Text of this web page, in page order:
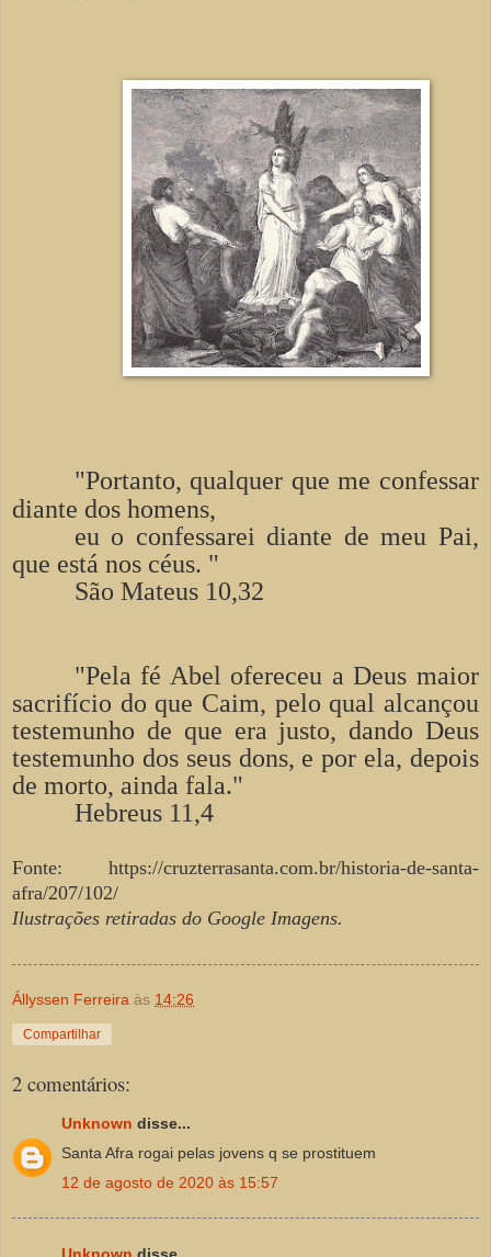
"Portanto, qualquer que me confessar
diante dos homens,
eu o confessarei diante de meu Pai,
que está nos céus. "
São Mateus 10,32
"Pela fé Abel ofereceu a Deus maior
sacrifício do que Caim, pelo qual alcançou
testemunho de que era justo, dando Deus
testemunho dos seus dons, e por ela, depois
de morto, ainda fala."
Hebreus 11,4
Fonte: https://cruzterrasanta.com.br/historia-de-santa-
afra/207/102/
Ilustrações retiradas do Google Imagens.
Állyssen Ferreira às 14:26
Compartilhar
2 comentários:
Unknown disse...
Santa Afra rogai pelas jovens q se prostituem
12 de agosto de 2020 às 15:57
Unknown disse...